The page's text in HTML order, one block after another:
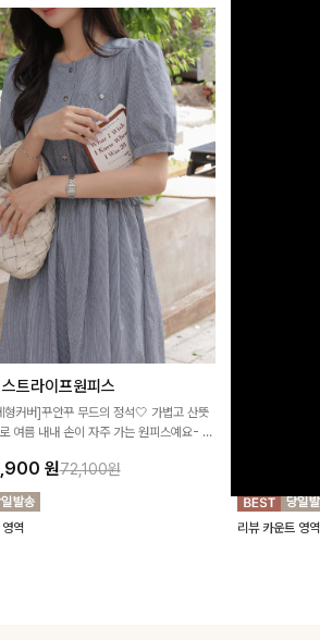
트라이프원피스
형커버]꾸안꾸 무드의 정석🤍 가볍고 산뜻
여름 내내 손이 자주 가는 원피스예요- 은
분위기까지 더해드립니다
원72,100원
역 리뷰 카운트 영역